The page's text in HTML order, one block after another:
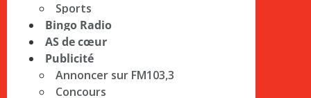
Sports
Bingo Radio
AS de cœur
Publicité
Annoncer sur FM103,3
Concours